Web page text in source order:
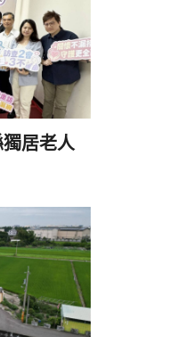
居老人